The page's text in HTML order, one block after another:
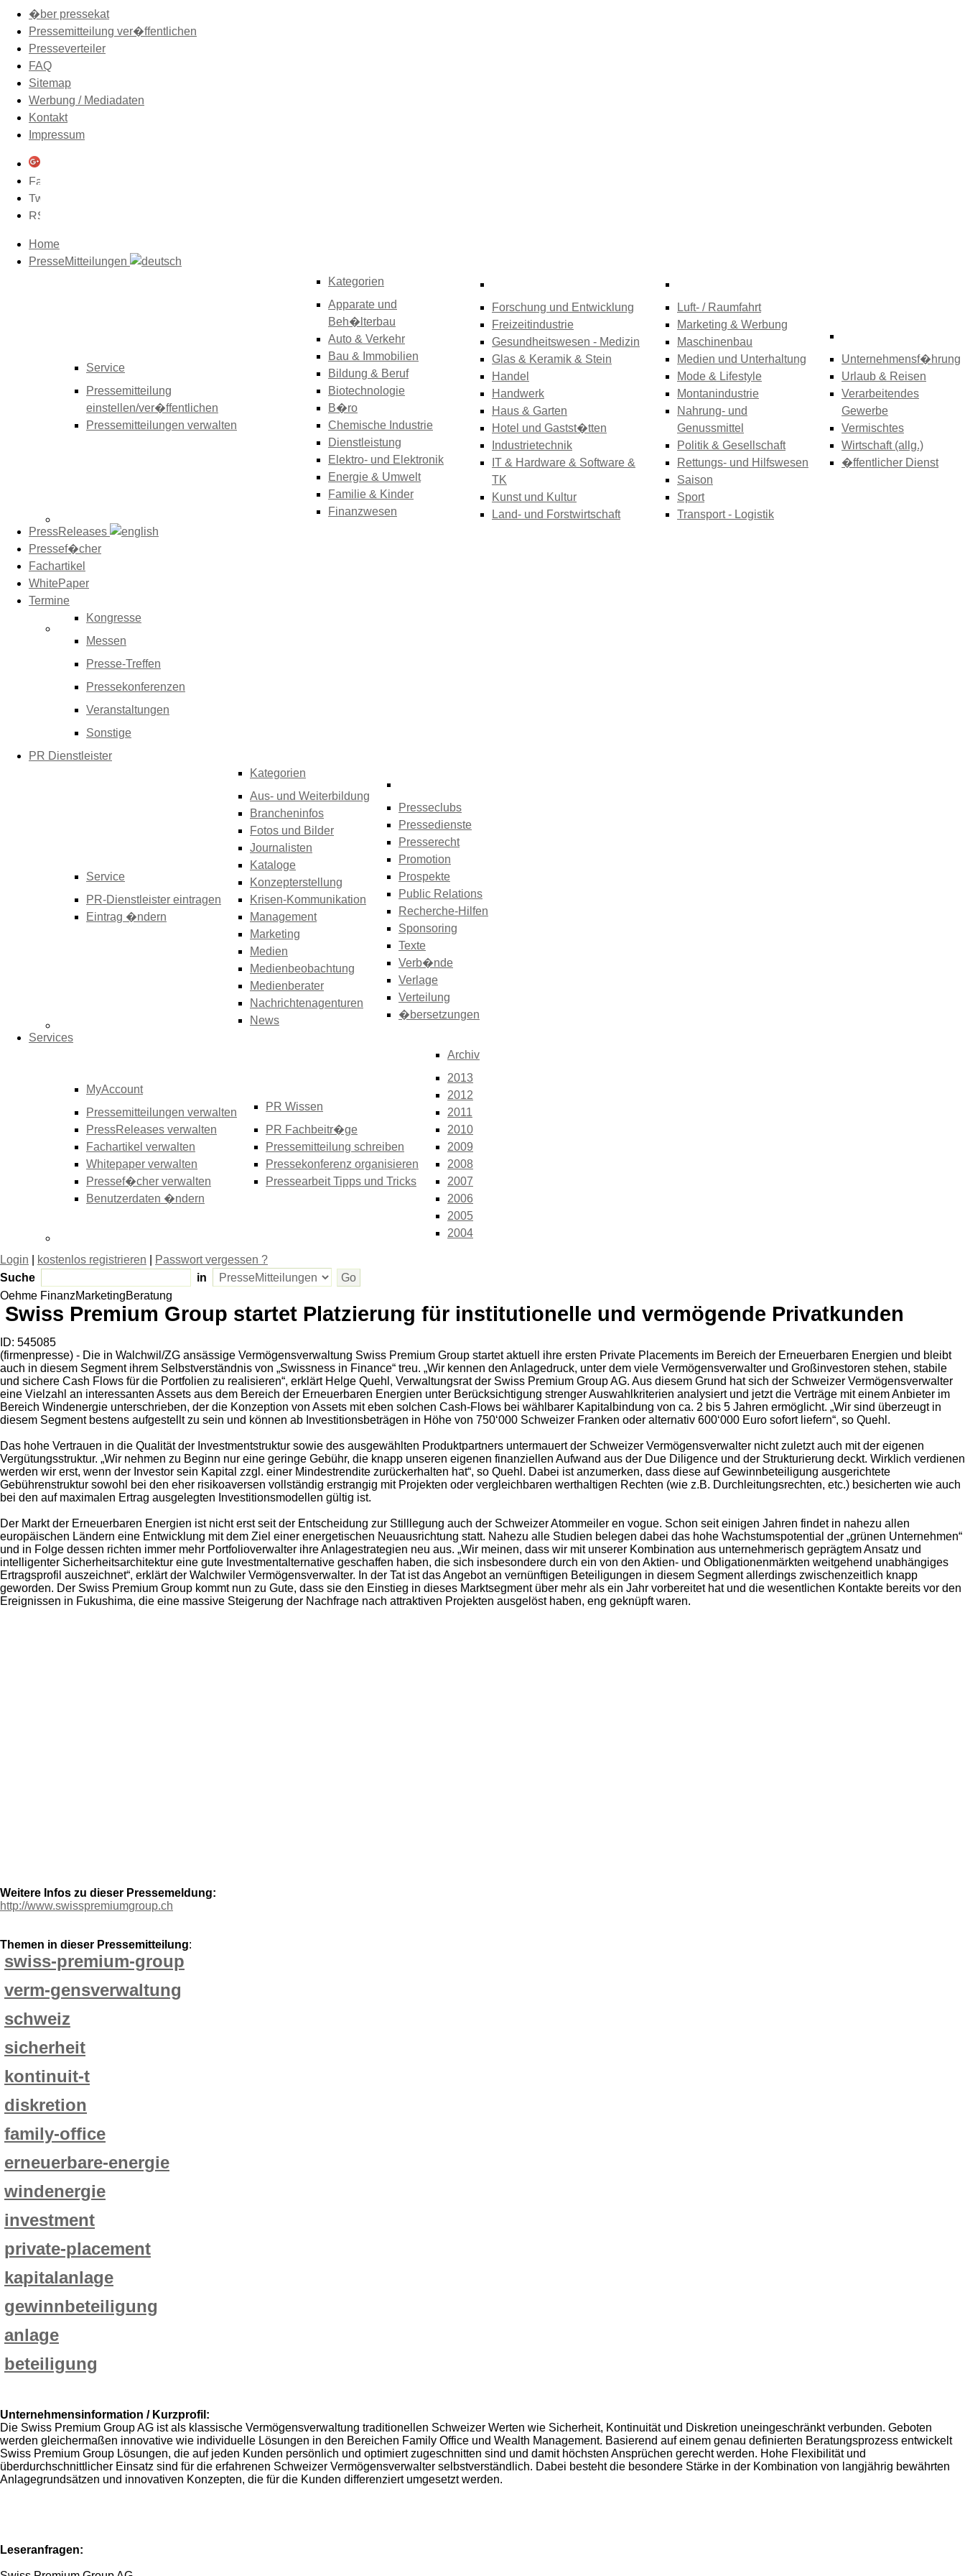
�ber pressekat
Pressemitteilung ver�ffentlichen
Presseverteiler
FAQ
Sitemap
Werbung / Mediadaten
Kontakt
Impressum
Home
PresseMitteilungen
Service
Pressemitteilung
einstellen/ver�ffentlichen
Pressemitteilungen verwalten
Kategorien
Apparate und
Beh�lterbau
Auto & Verkehr
Bau & Immobilien
Bildung & Beruf
Biotechnologie
B�ro
Chemische Industrie
Dienstleistung
Elektro- und Elektronik
Energie & Umwelt
Familie & Kinder
Finanzwesen
Forschung und Entwicklung
Freizeitindustrie
Gesundheitswesen - Medizin
Glas & Keramik & Stein
Handel
Handwerk
Haus & Garten
Hotel und Gastst�tten
Industrietechnik
IT & Hardware & Software &
TK
Kunst und Kultur
Land- und Forstwirtschaft
Luft- / Raumfahrt
Marketing & Werbung
Maschinenbau
Medien und Unterhaltung
Mode & Lifestyle
Montanindustrie
Nahrung- und
Genussmittel
Politik & Gesellschaft
Rettungs- und Hilfswesen
Saison
Sport
Transport - Logistik
Unternehmensf�hrung
Urlaub & Reisen
Verarbeitendes
Gewerbe
Vermischtes
Wirtschaft (allg.)
�ffentlicher Dienst
PressReleases
Pressef�cher
Fachartikel
WhitePaper
Termine
Kongresse
Messen
Presse-Treffen
Pressekonferenzen
Veranstaltungen
Sonstige
PR Dienstleister
Service
PR-Dienstleister eintragen
Eintrag �ndern
Kategorien
Aus- und Weiterbildung
Brancheninfos
Fotos und Bilder
Journalisten
Kataloge
Konzepterstellung
Krisen-Kommunikation
Management
Marketing
Medien
Medienbeobachtung
Medienberater
Nachrichtenagenturen
News
Presseclubs
Pressedienste
Presserecht
Promotion
Prospekte
Public Relations
Recherche-Hilfen
Sponsoring
Texte
Verb�nde
Verlage
Verteilung
�bersetzungen
Services
MyAccount
Pressemitteilungen verwalten
PressReleases verwalten
Fachartikel verwalten
Whitepaper verwalten
Pressef�cher verwalten
Benutzerdaten �ndern
PR Wissen
PR Fachbeitr�ge
Pressemitteilung schreiben
Pressekonferenz organisieren
Pressearbeit Tipps und Tricks
Archiv
2013
2012
2011
2010
2009
2008
2007
2006
2005
2004
Login kostenlos registrieren
Passwort vergessen ?
Suche
in
Oehme FinanzMarketingBeratung
Swiss Premium Group startet Platzierung für institutionelle und vermögende Privatkunden
ID: 545085
(firmenpresse) - Die in Walchwil/ZG ansässige Vermögensverwaltung Swiss Premium Group startet aktuell ihre ersten Private Placements im Bereich der Erneuerbaren Energien und bleibt
auch in diesem Segment ihrem Selbstverständnis von „Swissness in Finance“ treu. „Wir kennen den Anlagedruck, unter dem viele Vermögensverwalter und Großinvestoren stehen, stabile
und sichere Cash Flows für die Portfolien zu realisieren“, erklärt Helge Quehl, Verwaltungsrat der Swiss Premium Group AG. Aus diesem Grund hat sich der Schweizer Vermögensverwalter
eine Vielzahl an interessanten Assets aus dem Bereich der Erneuerbaren Energien unter Berücksichtigung strenger Auswahlkriterien analysiert und jetzt die Verträge mit einem Anbieter im
Bereich Windenergie unterschrieben, der die Konzeption von Assets mit eben solchen Cash-Flows bei wählbarer Kapitalbindung von ca. 2 bis 5 Jahren ermöglicht. „Wir sind überzeugt in
diesem Segment bestens aufgestellt zu sein und können ab Investitionsbeträgen in Höhe von 750‘000 Schweizer Franken oder alternativ 600‘000 Euro sofort liefern“, so Quehl.
Das hohe Vertrauen in die Qualität der Investmentstruktur sowie des ausgewählten Produktpartners untermauert der Schweizer Vermögensverwalter nicht zuletzt auch mit der eigenen
Vergütungsstruktur. „Wir nehmen zu Beginn nur eine geringe Gebühr, die knapp unseren eigenen finanziellen Aufwand aus der Due Diligence und der Strukturierung deckt. Wirklich verdienen
werden wir erst, wenn der Investor sein Kapital zzgl. einer Mindestrendite zurückerhalten hat“, so Quehl. Dabei ist anzumerken, dass diese auf Gewinnbeteiligung ausgerichtete
Gebührenstruktur sowohl bei den eher risikoaversen vollständig erstrangig mit Projekten oder vergleichbaren werthaltigen Rechten (wie z.B. Durchleitungsrechten, etc.) besicherten wie auch
bei den auf maximalen Ertrag ausgelegten Investitionsmodellen gültig ist.
Der Markt der Erneuerbaren Energien ist nicht erst seit der Entscheidung zur Stilllegung auch der Schweizer Atommeiler en vogue. Schon seit einigen Jahren findet in nahezu allen
europäischen Ländern eine Entwicklung mit dem Ziel einer energetischen Neuausrichtung statt. Nahezu alle Studien belegen dabei das hohe Wachstumspotential der „grünen Unternehmen“
und in Folge dessen richten immer mehr Portfolioverwalter ihre Anlagestrategien neu aus. „Wir meinen, dass wir mit unserer Kombination aus unternehmerisch geprägtem Ansatz und
intelligenter Sicherheitsarchitektur eine gute Investmentalternative geschaffen haben, die sich insbesondere durch ein von den Aktien- und Obligationenmärkten weitgehend unabhängiges
Ertragsprofil auszeichnet“, erklärt der Walchwiler Vermögensverwalter. In der Tat ist das Angebot an vernünftigen Beteiligungen in diesem Segment allerdings zwischenzeitlich knapp
geworden. Der Swiss Premium Group kommt nun zu Gute, dass sie den Einstieg in dieses Marktsegment über mehr als ein Jahr vorbereitet hat und die wesentlichen Kontakte bereits vor den
Ereignissen in Fukushima, die eine massive Steigerung der Nachfrage nach attraktiven Projekten ausgelöst haben, eng geknüpft waren.
Weitere Infos zu dieser Pressemeldung:
http://www.swisspremiumgroup.ch
Themen in dieser Pressemitteilung:
swiss-premium-group
verm-gensverwaltung
schweiz
sicherheit
kontinuit-t
diskretion
family-office
erneuerbare-energie
windenergie
investment
private-placement
kapitalanlage
gewinnbeteiligung
anlage
beteiligung
Unternehmensinformation / Kurzprofil:
Die Swiss Premium Group AG ist als klassische Vermögensverwaltung traditionellen Schweizer Werten wie Sicherheit, Kontinuität und Diskretion uneingeschränkt verbunden. Geboten
werden gleichermaßen innovative wie individuelle Lösungen in den Bereichen Family Office und Wealth Management. Basierend auf einem genau definierten Beratungsprozess entwickelt
Swiss Premium Group Lösungen, die auf jeden Kunden persönlich und optimiert zugeschnitten sind und damit höchsten Ansprüchen gerecht werden. Hohe Flexibilität und
überdurchschnittlicher Einsatz sind für die erfahrenen Schweizer Vermögensverwalter selbstverständlich. Dabei besteht die besondere Stärke in der Kombination von langjährig bewährten
Anlagegrundsätzen und innovativen Konzepten, die für die Kunden differenziert umgesetzt werden.
Leseranfragen: